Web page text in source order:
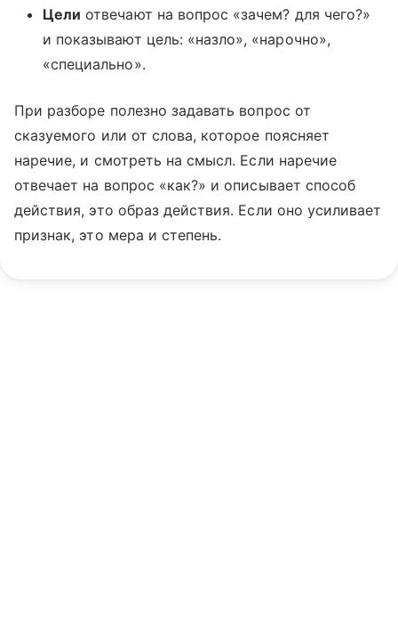
Цели отвечают на вопрос «зачем? для чего?»
и показывают цель: «назло», «нарочно»,
«специально».
При разборе полезно задавать вопрос от
сказуемого или от слова, которое поясняет
наречие, и смотреть на смысл. Если наречие
отвечает на вопрос «как?» и описывает способ
действия, это образ действия. Если оно усиливает
признак, это мера и степень.